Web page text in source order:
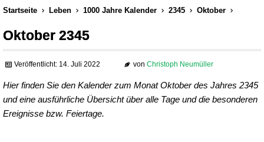
Startseite Leben 1000 Jahre Kalender 2345 Oktober
Oktober 2345
Veröffentlicht: 14. Juli 2022 von Christoph Neumüller
Hier finden Sie den Kalender zum Monat Oktober des Jahres 2345
und eine ausführliche Übersicht über alle Tage und die besonderen
Ereignisse bzw. Feiertage.